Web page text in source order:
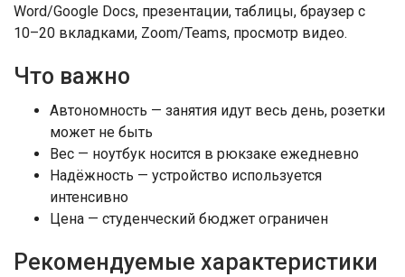
Word/Google Docs, презентации, таблицы, браузер с
10–20 вкладками, Zoom/Teams, просмотр видео.
Что важно
Автономность — занятия идут весь день, розетки
может не быть
Вес — ноутбук носится в рюкзаке ежедневно
Надёжность — устройство используется
интенсивно
Цена — студенческий бюджет ограничен
Рекомендуемые характеристики